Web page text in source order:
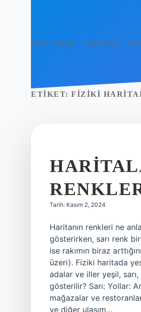
Gizlilik Politikası Hakkımızda
ETIKET: FIZIKI
Tarih: Kasım 2, 2024
Haritanın renkleri ne
gösterirken, sarı renk
ise rakımın biraz
üzeri). Fiziki haritada
adalar ve iller yeşil,
gösterilir? Sarı: Yollar:
mağazalar ve
ve diğer ulaşım…